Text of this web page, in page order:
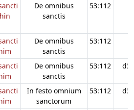
De omnibus
sanctis
53:112
De omnibus
sanctis
53:112
De omnibus
sanctis
53:112 d34
In festo omnium
sanctorum
53:112 d34